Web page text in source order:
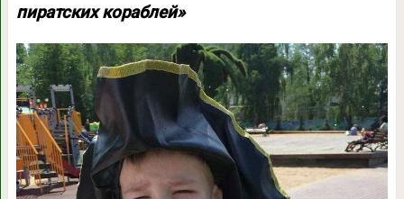
пиратских кораблей»